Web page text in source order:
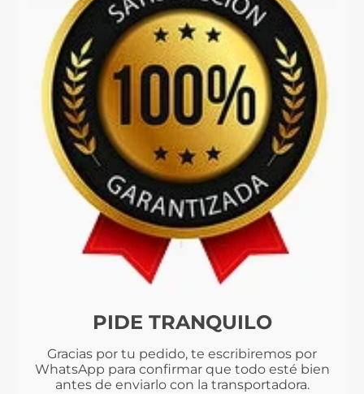
PIDE TRANQUILO
Gracias por tu pedido, te escribiremos por
WhatsApp para confirmar que todo esté bien
antes de enviarlo con la transportadora.